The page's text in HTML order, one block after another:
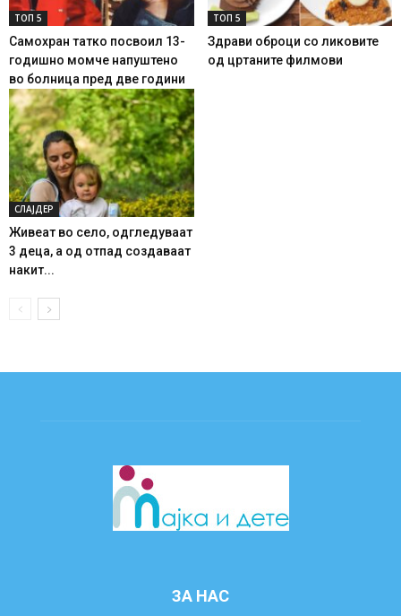
ТОП 5
Самохран татко посвоил 13-
годишно момче напуштено
во болница пред две години
ТОП 5
Здрави оброци со ликовите
од цртаните филмови
СЛАЈДЕР
Живеат во село, одгледуваат
3 деца, а од отпад создаваат
накит...
ЗА НАС